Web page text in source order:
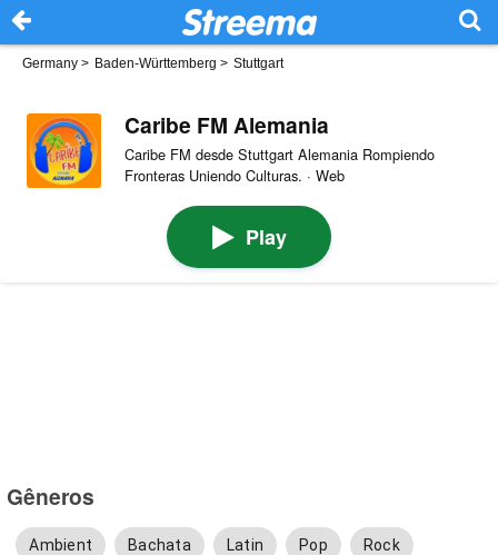
Germany > Baden-Württemberg > Stuttgart
Caribe FM Alemania
Caribe FM desde Stuttgart Alemania Rompiendo
Fronteras Uniendo Culturas. · Web
Play
Gêneros
Ambient Bachata Latin Pop Rock